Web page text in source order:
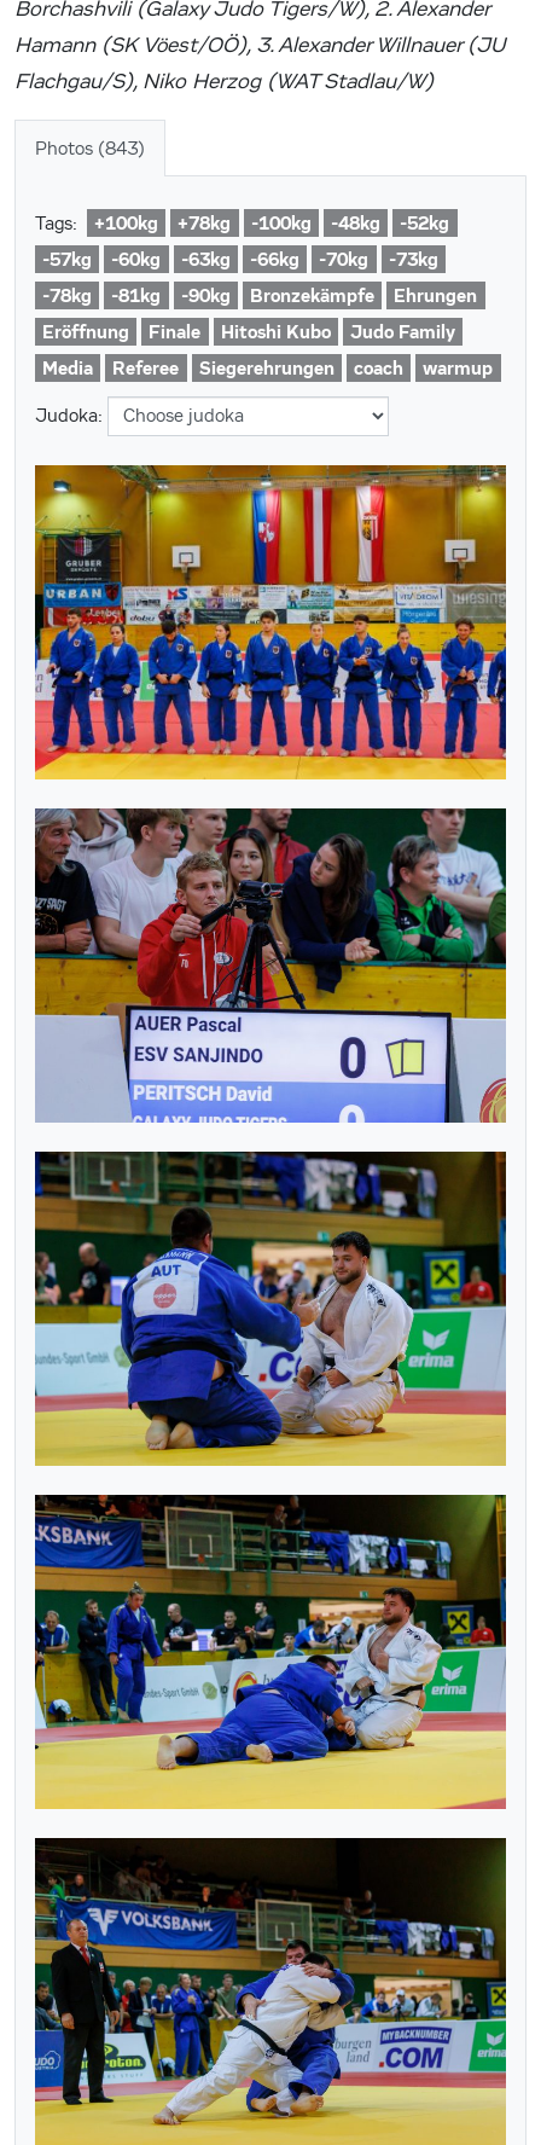
Borchashvili (Galaxy Judo Tigers/W), 2. Alexander
Hamann (SK Vöest/OÖ), 3. Alexander Willnauer (JU
Flachgau/S), Niko Herzog (WAT Stadlau/W)
Photos (843)
Tags: +100kg +78kg -100kg -48kg
-52kg
-57kg
-60kg -63kg -66kg -70kg
-73kg
-78kg
-81kg -90kg Bronzekämpfe
Ehrungen
Eröffnung
Finale Hitoshi Kubo
Judo Family
Media
Referee Siegerehrungen coach warmup
Judoka: